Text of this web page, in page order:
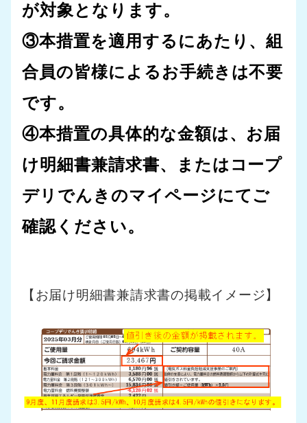
が対象となります。
③本措置を適用するにあたり、組
合員の皆様によるお手続きは不要
です。
④本措置の具体的な金額は、お届
け明細書兼請求書、またはコープ
デリでんきのマイページにてご
確認ください。
【お届け明細書兼請求書の掲載イメージ】